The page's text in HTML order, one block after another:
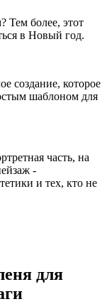
Тем более, этот
в Новый год.
создание, которое
шаблоном для
часть, на
-
и тех, кто не
для